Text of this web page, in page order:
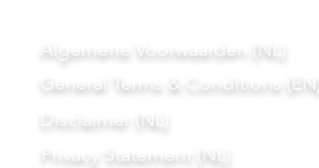
Algemene Voorwaarden (NL)
General Terms & Conditions (EN)
Disclaimer (NL)
Privacy Statement (NL)